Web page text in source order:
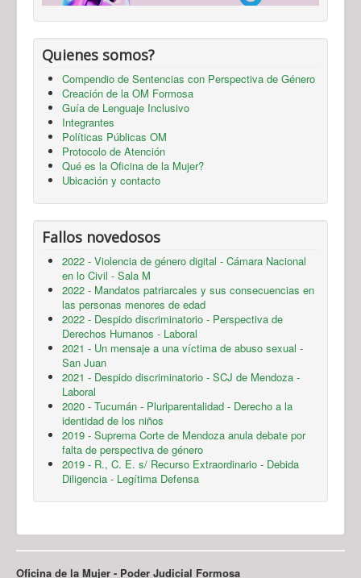
Quienes somos?
Compendio de Sentencias con Perspectiva de Género
Creación de la OM Formosa
Guía de Lenguaje Inclusivo
Integrantes
Políticas Públicas OM
Protocolo de Atención
Qué es la Oficina de la Mujer?
Ubicación y contacto
Fallos novedosos
2022 - Violencia de género digital - Cámara Nacional
en lo Civil - Sala M
2022 - Mandatos patriarcales y sus consecuencias en
las personas menores de edad
2022 - Despido discriminatorio - Perspectiva de
Derechos Humanos - Laboral
2021 - Un mensaje a una víctima de abuso sexual -
San Juan
2021 - Despido discriminatorio - SCJ de Mendoza -
Laboral
2020 - Tucumán - Pluriparentalidad - Derecho a la
identidad de los niños
2019 - Suprema Corte de Mendoza anula debate por
falta de perspectiva de género
2019 - R., C. E. s/ Recurso Extraordinario - Debida
Diligencia - Legítima Defensa
Oficina de la Mujer - Poder Judicial Formosa